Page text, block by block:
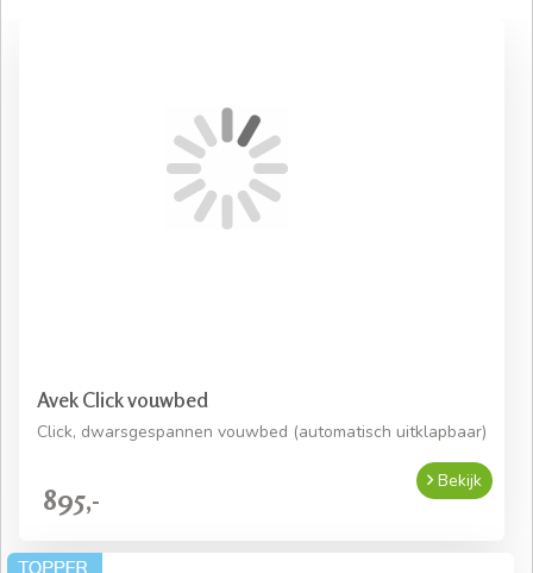
Avek Click vouwbed
Click, dwarsgespannen vouwbed (automatisch uitklapbaar)
895,-
Bekijk